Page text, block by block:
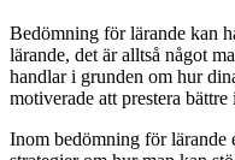
Bedömning för lärande kan
lärande, det är alltså något
handlar i grunden om hur
motiverade att prestera bättre
Inom bedömning för lärande